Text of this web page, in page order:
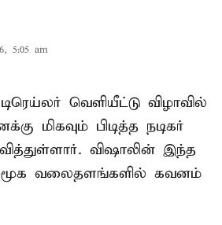
5:05 am
வெளியீட்டு விழாவில்
மிகவும் பிடித்த நடிகர்
விஷாலின் இந்த
வலைதளங்களில் கவனம்